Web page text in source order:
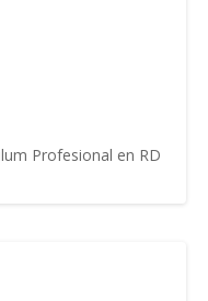
Profesional en RD